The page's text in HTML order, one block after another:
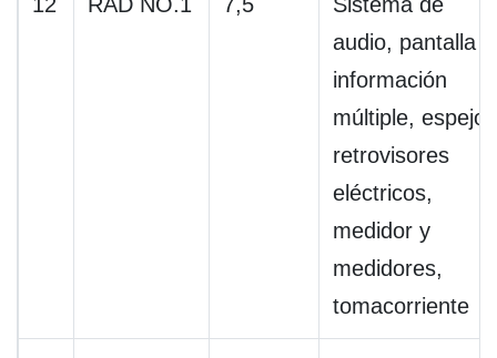
audio, pantalla
información
múltiple, espejos
retrovisores
eléctricos,
medidor y
medidores,
tomacorriente